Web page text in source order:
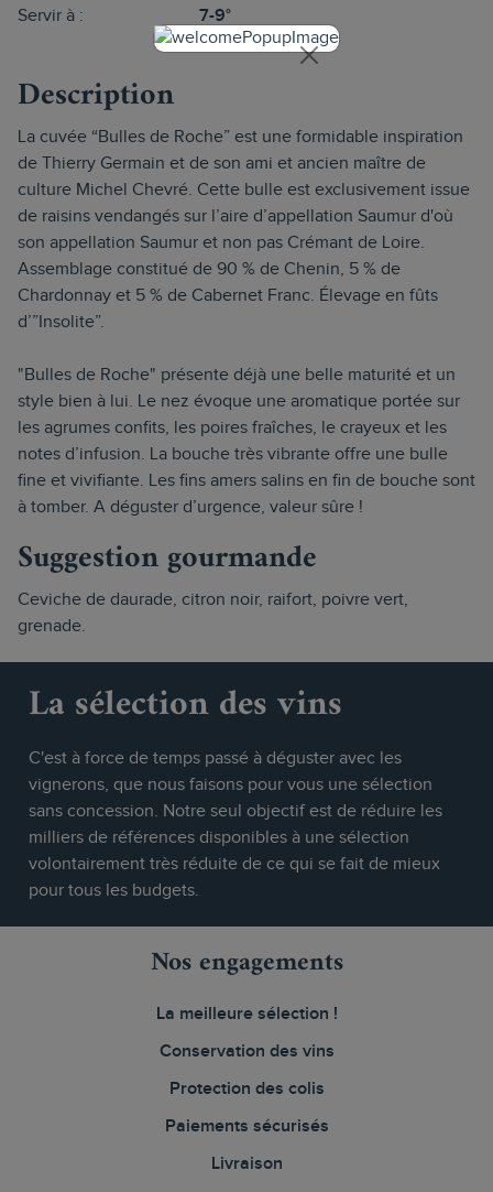
Servir à : 7-9°
Description
La cuvée “Bulles de Roche” est une formidable inspiration
de Thierry Germain et de son ami et ancien maître de
culture Michel Chevré. Cette bulle est exclusivement issue
de raisins vendangés sur l’aire d’appellation Saumur d'où
son appellation Saumur et non pas Crémant de Loire.
Assemblage constitué de 90 % de Chenin, 5 % de
Chardonnay et 5 % de Cabernet Franc. Élevage en fûts
d’”Insolite”.
"Bulles de Roche" présente déjà une belle maturité et un
style bien à lui. Le nez évoque une aromatique portée sur
les agrumes confits, les poires fraîches, le crayeux et les
notes d’infusion. La bouche très vibrante offre une bulle
fine et vivifiante. Les fins amers salins en fin de bouche sont
à tomber. A déguster d’urgence, valeur sûre !
Suggestion gourmande
Ceviche de daurade, citron noir, raifort, poivre vert,
grenade.
La sélection des vins
C'est à force de temps passé à déguster avec les
vignerons, que nous faisons pour vous une sélection
sans concession. Notre seul objectif est de réduire les
milliers de références disponibles à une sélection
volontairement très réduite de ce qui se fait de mieux
pour tous les budgets.
Nos engagements
La meilleure sélection !
Conservation des vins
Protection des colis
Paiements sécurisés
Livraison